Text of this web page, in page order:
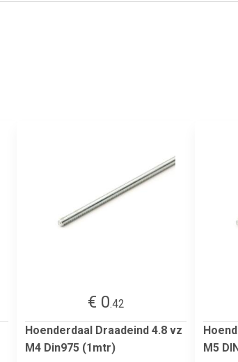
€ 0.42
Hoenderdaal Draadeind 4.8 vz
M4 Din975 (1mtr)
M5